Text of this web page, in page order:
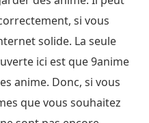
si vous
solide. La seule
ici est que 9anime
anime. Donc, si vous
que vous souhaitez